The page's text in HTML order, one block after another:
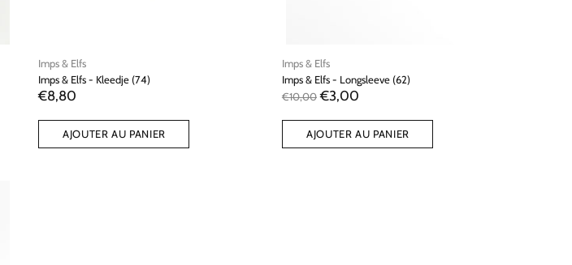
Imps & Elfs
Imps & Elfs - Kleedje (74)
€8,80
AJOUTER AU PANIER
Imps & Elfs
Imps & Elfs - Longsleeve (62)
€10,00 €3,00
AJOUTER AU PANIER